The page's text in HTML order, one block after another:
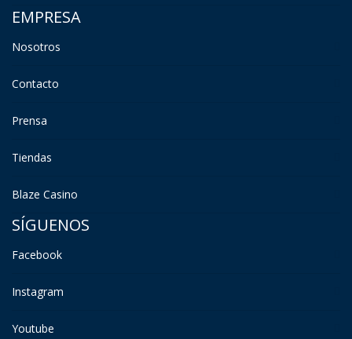
EMPRESA
Nosotros
Contacto
Prensa
Tiendas
Blaze Casino
SÍGUENOS
Facebook
Instagram
Youtube